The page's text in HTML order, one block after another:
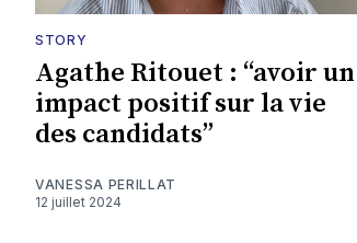
STORY
Agathe Ritouet : “avoir un
impact positif sur la vie
des candidats”
VANESSA PERILLAT
12 juillet 2024